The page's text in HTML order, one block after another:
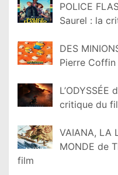
POLICE
Saurel : la
DES
Pierre
critique du
VAIANA, LA
MONDE de
film